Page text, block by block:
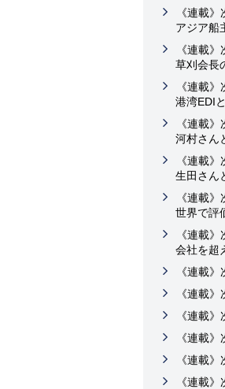
《連載
アジア船
《連載
草刈会長
《連載
港湾EDI
《連載
河村さん
《連載
生田さん
《連載
世界で評
《連載
会社を超
《連載
《連載
《連載
《連載
《連載
《連載